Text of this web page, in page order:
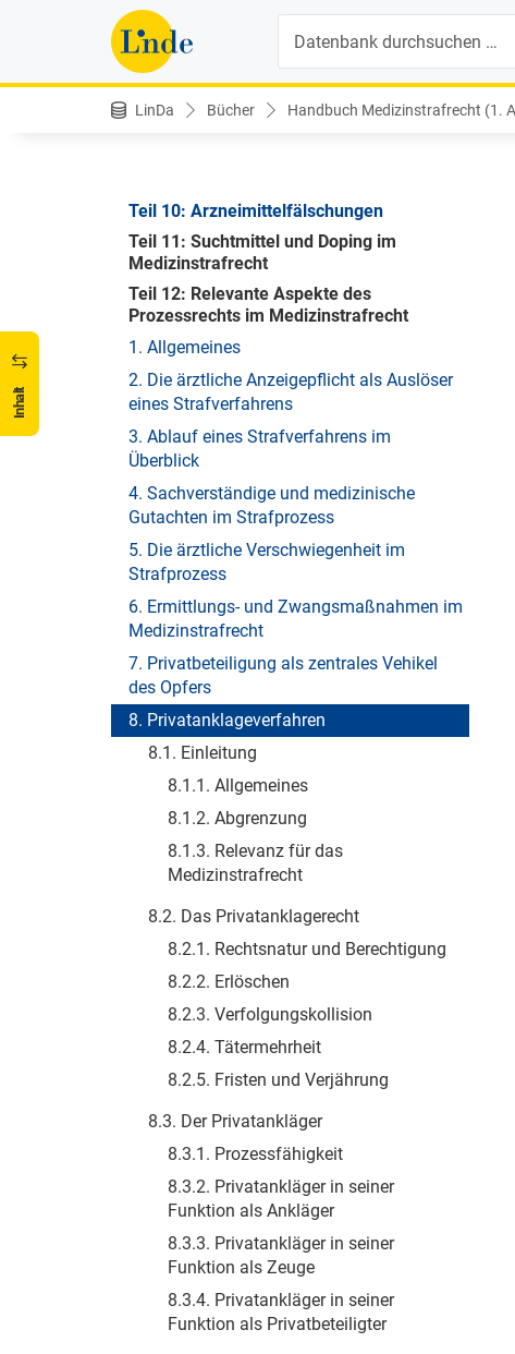
LinDa Bücher Handbuch Medizinstrafrecht (1.
Inhalt
strafrechtlicher Sicht
Teil 6: Urkundendelikte
Teil 7: Wirtschaftsstrafrechtliche Risiken
im Gesundheitswesen
Teil 10: Arzneimittelfälschungen
Teil 11: Suchtmittel und Doping im
Medizinstrafrecht
Teil 12: Relevante Aspekte des
Prozessrechts im Medizinstrafrecht
1. Allgemeines
2. Die ärztliche Anzeigepflicht als Auslöser
eines Strafverfahrens
3. Ablauf eines Strafverfahrens im
Überblick
4. Sachverständige und medizinische
Gutachten im Strafprozess
5. Die ärztliche Verschwiegenheit im
Strafprozess
6. Ermittlungs- und Zwangsmaßnahmen im
Medizinstrafrecht
7. Privatbeteiligung als zentrales Vehikel
des Opfers
8. Privatanklageverfahren
8.1. Einleitung
8.1.1. Allgemeines
8.1.2. Abgrenzung
8.1.3. Relevanz für das
Medizinstrafrecht
8.2. Das Privatanklagerecht
8.2.1. Rechtsnatur und Berechtigung
8.2.2. Erlöschen
8.2.3. Verfolgungskollision
8.2.4. Tätermehrheit
8.2.5. Fristen und Verjährung
8.3. Der Privatankläger
8.3.1. Prozessfähigkeit
8.3.2. Privatankläger in seiner
Funktion als Ankläger
8.3.3. Privatankläger in seiner
Funktion als Zeuge
8.3.4. Privatankläger in seiner
Funktion als Privatbeteiligter